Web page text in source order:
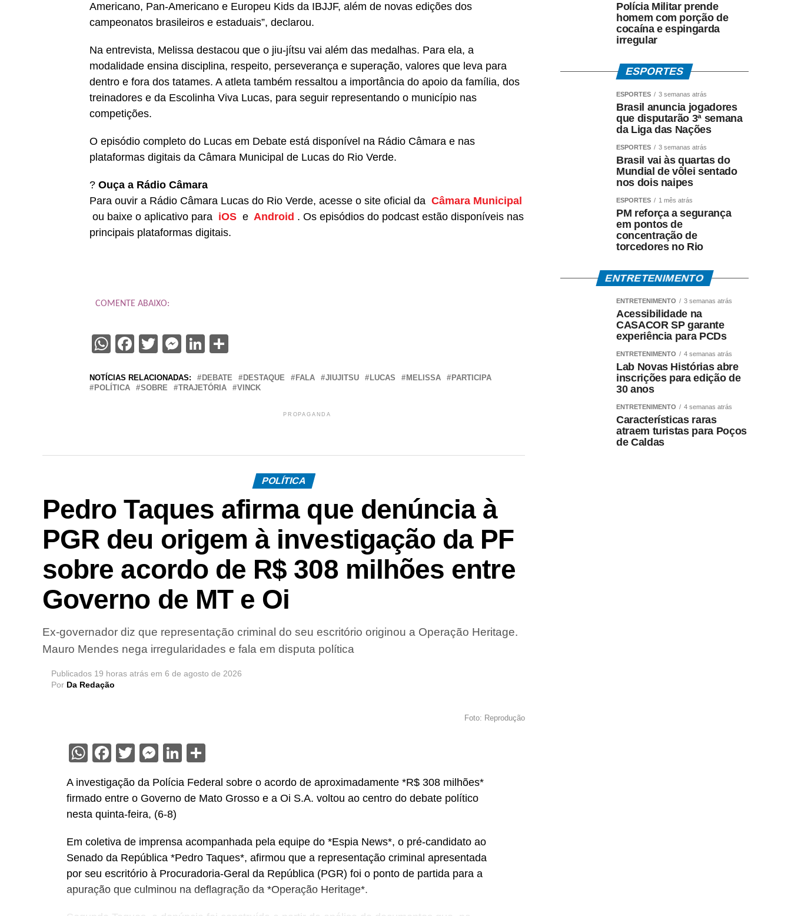
Americano, Pan-Americano e Europeu Kids da IBJJF, além de novas edições dos
campeonatos brasileiros e estaduais”, declarou.
Na entrevista, Melissa destacou que o jiu-jítsu vai além das medalhas. Para ela, a
modalidade ensina disciplina, respeito, perseverança e superação, valores que leva para
dentro e fora dos tatames. A atleta também ressaltou a importância do apoio da família, dos
treinadores e da Escolinha Viva Lucas, para seguir representando o município nas
competições.
O episódio completo do Lucas em Debate está disponível na Rádio Câmara e nas
plataformas digitais da Câmara Municipal de Lucas do Rio Verde.
? Ouça a Rádio Câmara
Para ouvir a Rádio Câmara Lucas do Rio Verde, acesse o site oficial da Câmara Municipal
ou baixe o aplicativo para iOS e Android . Os episódios do podcast estão disponíveis nas
principais plataformas digitais.
COMENTE ABAIXO:
WhatsApp
Facebook
Twitter
Messenger
LinkedIn
NOTÍCIAS RELACIONADAS: DEBATE DESTAQUE FALA JIUJITSU LUCAS MELISSA
PARTICIPA
POLÍTICA
SOBRE TRAJETÓRIA VINCK
PROPAGANDA
POLÍTICA
Pedro Taques afirma que denúncia à
PGR deu origem à investigação da PF
sobre acordo de R$ 308 milhões entre
Governo de MT e Oi
Ex-governador diz que representação criminal do seu escritório originou a Operação Heritage.
Mauro Mendes nega irregularidades e fala em disputa política
Publicados 19 horas atrás em 6 de agosto de 2026
Por Da Redação
Foto: Reprodução
WhatsApp
Facebook
Twitter
Messenger
LinkedIn
A investigação da Polícia Federal sobre o acordo de aproximadamente *R$ 308 milhões*
firmado entre o Governo de Mato Grosso e a Oi S.A. voltou ao centro do debate político
nesta quinta-feira, (6-8)
Em coletiva de imprensa acompanhada pela equipe do *Espia News*, o pré-candidato ao
Senado da República *Pedro Taques*, afirmou que a representação criminal apresentada
por seu escritório à Procuradoria-Geral da República (PGR) foi o ponto de partida para a
apuração que culminou na deflagração da *Operação Heritage*.
Polícia Militar prende
homem com porção de
cocaína e espingarda
irregular
ESPORTES
ESPORTES 3 semanas atrás
Brasil anuncia jogadores
que disputarão 3ª semana
da Liga das Nações
ESPORTES 3 semanas atrás
Brasil vai às quartas do
Mundial de vôlei sentado
nos dois naipes
ESPORTES 1 mês atrás
PM reforça a segurança
em pontos de
concentração de
torcedores no Rio
ENTRETENIMENTO
ENTRETENIMENTO 3 semanas atrás
Acessibilidade na
CASACOR SP garante
experiência para PCDs
ENTRETENIMENTO 4 semanas atrás
Lab Novas Histórias abre
inscrições para edição de
30 anos
ENTRETENIMENTO 4 semanas atrás
Características raras
atraem turistas para Poços
de Caldas